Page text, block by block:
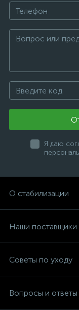
Я даю
О стабилизации
Наши поставщики
Советы по уходу
Вопросы и ответы